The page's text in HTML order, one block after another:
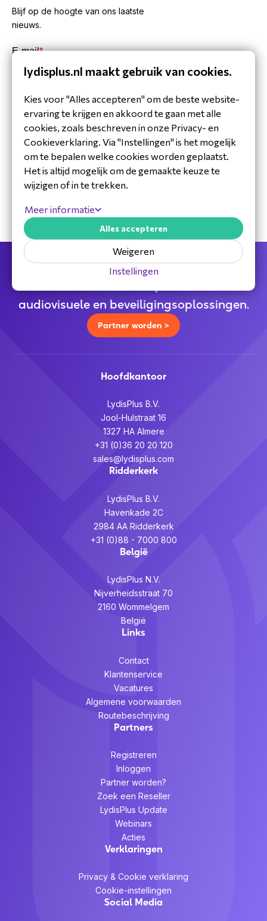
Blijf op de hoogte van ons laatste
nieuws.
30 jaar ervaring in de branche
Toegewijd Nederlands service- en
ondersteuningsteam
Jouw full service distributeur voor alle
audiovisuele en beveiligingsoplossingen.
Partner worden >
Hoofdkantoor
LydisPlus B.V.
Jool-Hulstraat 16
1327 HA Almere
+31 (0)36 20 20 120
sales@lydisplus.com
Ridderkerk
LydisPlus B.V.
Havenkade 2C
2984 AA Ridderkerk
+31 (0)88 - 7000 800
België
LydisPlus N.V.
Nijverheidsstraat 70
2160 Wommelgem
België
Links
Contact
Klantenservice
Vacatures
Algemene voorwaarden
Routebeschrijving
Partners
Registreren
Inloggen
Partner worden?
Zoek een Reseller
LydisPlus Update
Webinars
Acties
Verklaringen
Privacy & Cookie verklaring
Cookie-instellingen
Social Media
lydisplus.nl maakt gebruik van cookies.
Kies voor "Alles accepteren" om de beste website-
ervaring te krijgen en akkoord te gaan met alle
cookies, zoals beschreven in onze Privacy- en
Cookieverklaring. Via "Instellingen" is het mogelijk
om te bepalen welke cookies worden geplaatst.
Het is altijd mogelijk om de gemaakte keuze te
wijzigen of in te trekken.
Meer informatie
Instellingen
Weigeren
Alles accepteren